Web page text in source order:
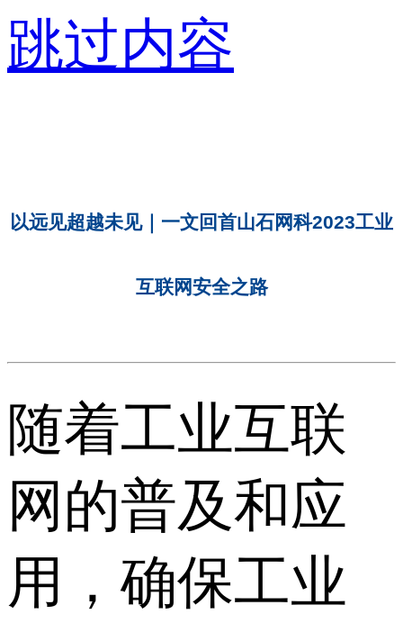
跳过内容
以远见超越未见｜一文回首山石网科2023工业
互联网安全之路
随着工业互联
网的普及和应
用，确保工业